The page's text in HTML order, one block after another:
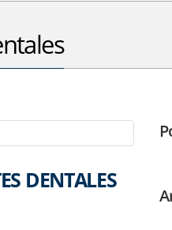
DENTALES